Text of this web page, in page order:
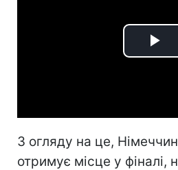
З огляду на це,
отримує місце у фіналі,